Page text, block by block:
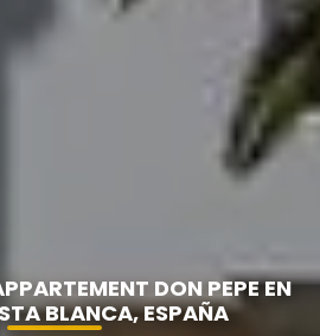
DON PEPE EN
BLANCA, ESPAÑA